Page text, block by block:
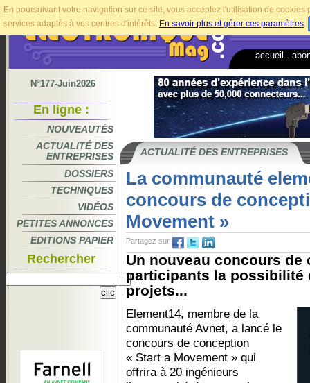
En poursuivant votre navigation sur ce site, vous acceptez l'utilisation de
services adaptés à vos centres d'intérêts. En savoir plus et gérer ces paramètres.
accueil
N°177-Juin2026
En ligne :
NOUVEAUTÉS
ACTUALITÉ DES
ENTREPRISES
DOSSIERS
TECHNIQUES
VIDÉOS
PETITES ANNONCES
EDITIONS PAPIER
Rechercher
ACTUALITÉ DES ENTREPRISES
La communauté
concours de
Movement »
Partagez sur
Un nouveau concours
participants la possibilité
projets...
Element14, membre de la
communauté Avnet, a lancé le
concours de conception
« Start a Movement » qui
offrira à 20 ingénieurs